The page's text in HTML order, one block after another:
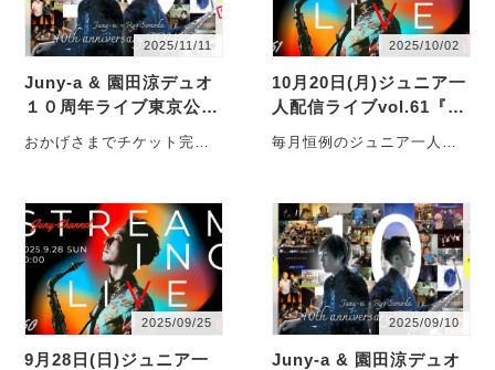
2025/11/11
Juny-a & 園田涼デュオ
１０周年ライブ東京公演
の生配信決定！
おかげさまでチケット完売
10・・・
2025/10/02
10月20日(月)ジュニア一
人配信ライブvol.61『
ジュニ園10周年ツアー直
前！神戸でまってますぺ
毎月恒例のジュニア一人配
vol.61『 ・・・
2025/09/25
9月28日(日)ジュニア一
2025/09/10
Juny-a & 園田涼デュオ